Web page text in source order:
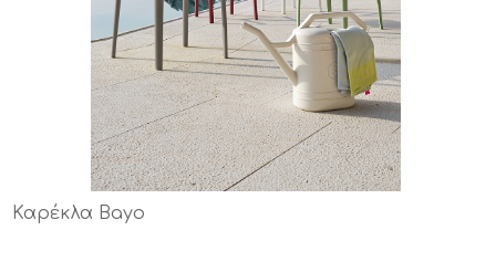
Καρέκλα Bayo